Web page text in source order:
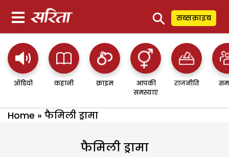
⚲ सब्सक्राइब
ऑडियो कहानी क्राइम
आपकी
समस्याएं
राजनीति
Home » फैमिली ड्रामा
फैमिली ड्रामा